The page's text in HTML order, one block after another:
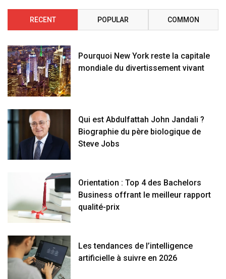
RECENT POPULAR COMMON
Pourquoi New York reste la capitale
mondiale du divertissement vivant
Qui est Abdulfattah John Jandali ?
Biographie du père biologique de
Steve Jobs
Orientation : Top 4 des Bachelors
Business offrant le meilleur rapport
qualité-prix
Les tendances de l’intelligence
artificielle à suivre en 2026